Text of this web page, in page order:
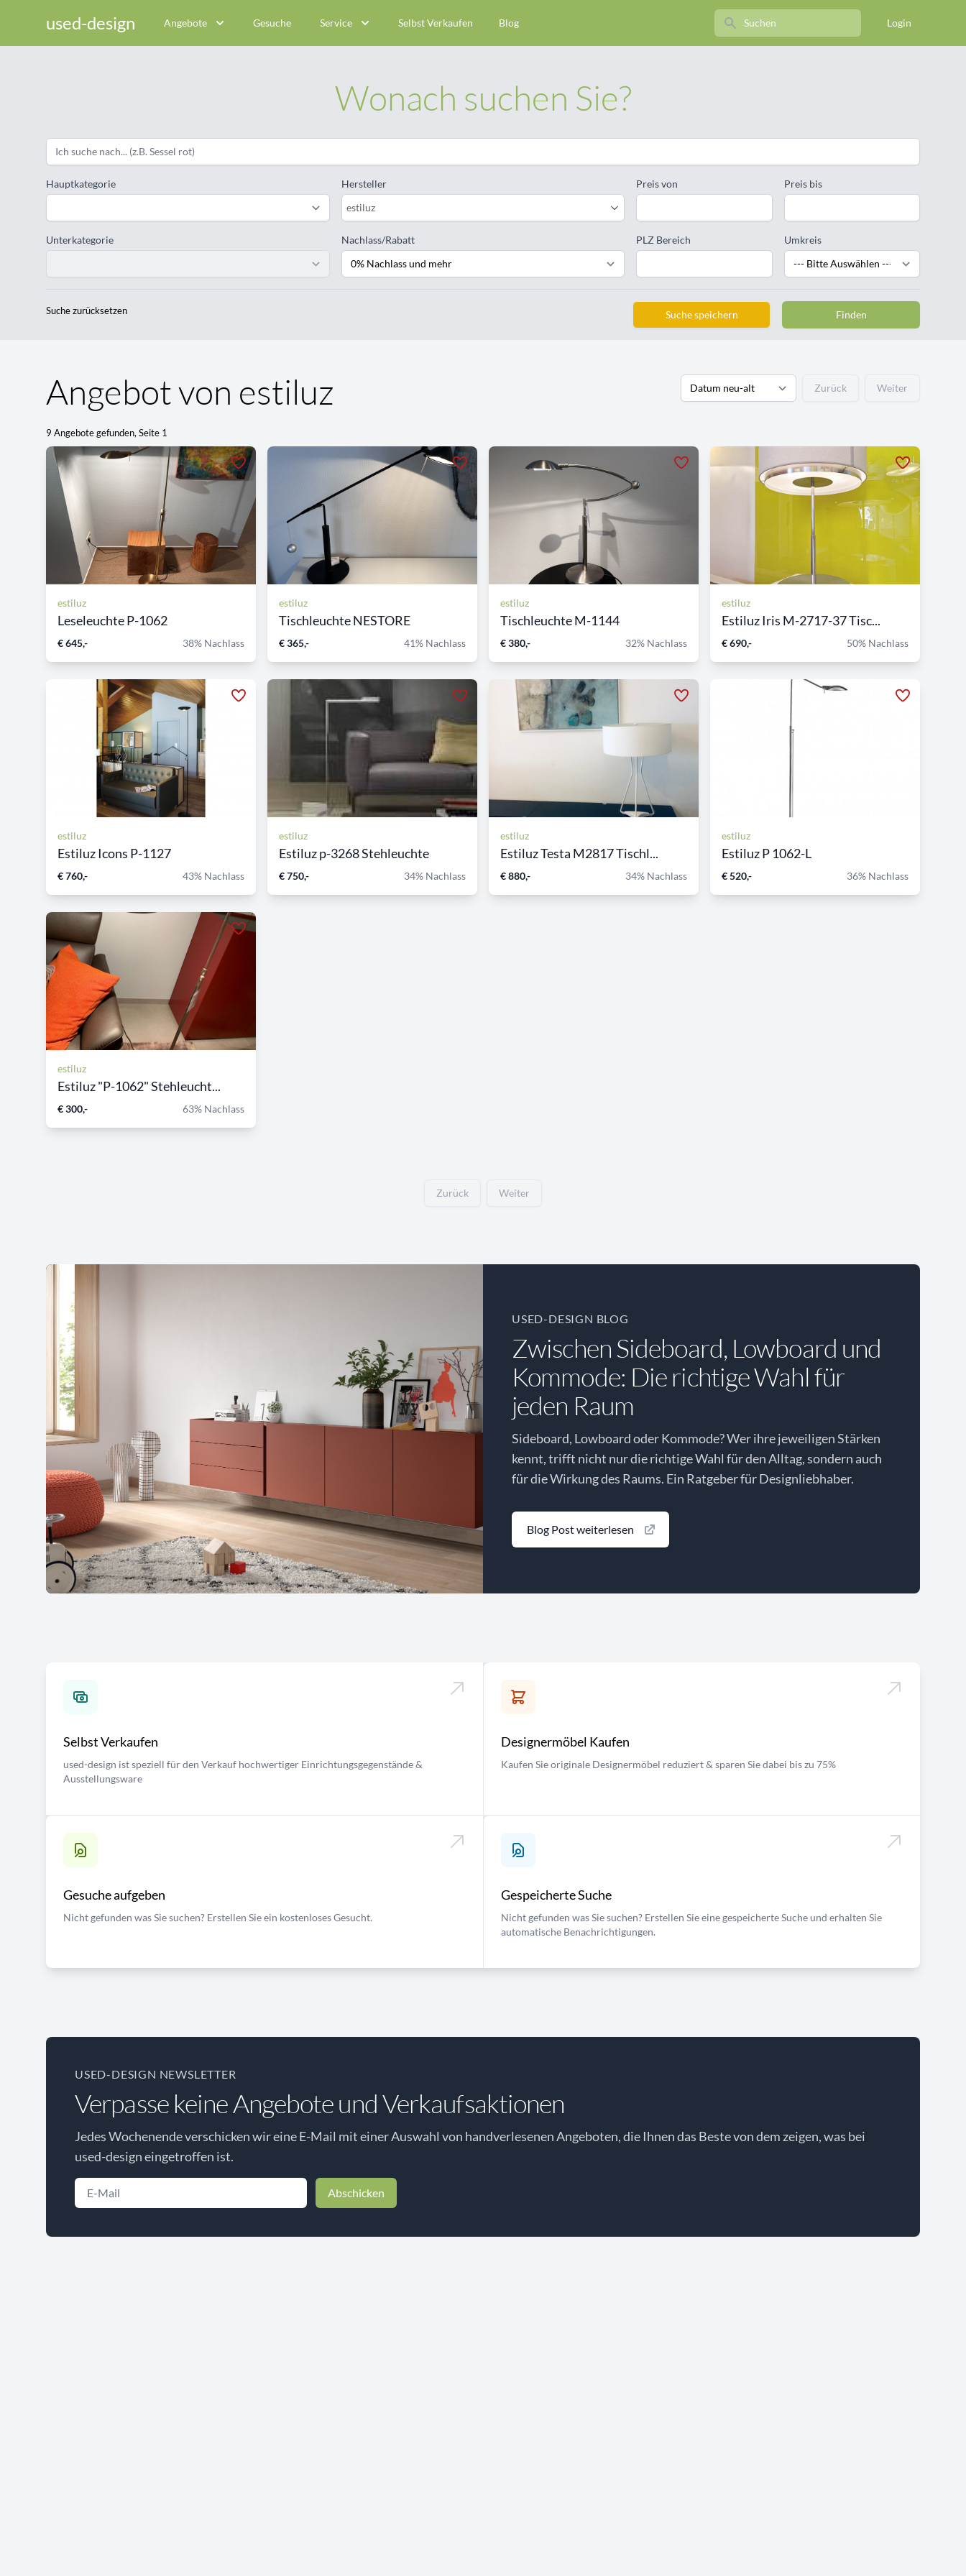
used-design Angebote Gesuche Service Selbst Verkaufen Blog Search Login
Wonach suchen Sie?
Hauptkategorie
Unterkategorie
Hersteller
estiluz
Nachlass/Rabatt
Preis von Preis bis
PLZ Bereich Umkreis
Suche zurücksetzen Suche speichern Finden
Angebot von estiluz
9 Angebote gefunden, Seite 1
Zurück Weiter
estiluz
Leseleuchte P-1062
€ 645,- 38% Nachlass
estiluz
Tischleuchte NESTORE
€ 365,- 41% Nachlass
estiluz
Tischleuchte M-1144
€ 380,- 32% Nachlass
estiluz
Estiluz Iris M-2717-37 Tisc...
€ 690,- 50% Nachlass
estiluz
Estiluz Icons P-1127
€ 760,- 43% Nachlass
estiluz
Estiluz p-3268 Stehleuchte
€ 750,- 34% Nachlass
estiluz
Estiluz Testa M2817 Tischl...
€ 880,- 34% Nachlass
estiluz
Estiluz P 1062-L
€ 520,- 36% Nachlass
estiluz
Estiluz "P-1062" Stehleucht...
€ 300,- 63% Nachlass
Zurück Weiter
USED-DESIGN BLOG
Zwischen Sideboard, Lowboard und
Kommode: Die richtige Wahl für
jeden Raum
Sideboard, Lowboard oder Kommode? Wer ihre jeweiligen Stärken
kennt, trifft nicht nur die richtige Wahl für den Alltag, sondern auch
für die Wirkung des Raums. Ein Ratgeber für Designliebhaber.
Blog Post weiterlesen
Selbst Verkaufen
used-design ist speziell für den Verkauf hochwertiger Einrichtungsgegenstände &
Ausstellungsware
Designermöbel Kaufen
Kaufen Sie originale Designermöbel reduziert & sparen Sie dabei bis zu 75%
Gesuche aufgeben
Nicht gefunden was Sie suchen? Erstellen Sie ein kostenloses Gesucht.
Gespeicherte Suche
Nicht gefunden was Sie suchen? Erstellen Sie eine gespeicherte Suche und erhalten Sie
automatische Benachrichtigungen.
USED-DESIGN NEWSLETTER
Verpasse keine Angebote und Verkaufsaktionen
Jedes Wochenende verschicken wir eine E-Mail mit einer Auswahl von handverlesenen Angeboten, die Ihnen das Beste von dem zeigen, was bei
used-design eingetroffen ist.
Abschicken